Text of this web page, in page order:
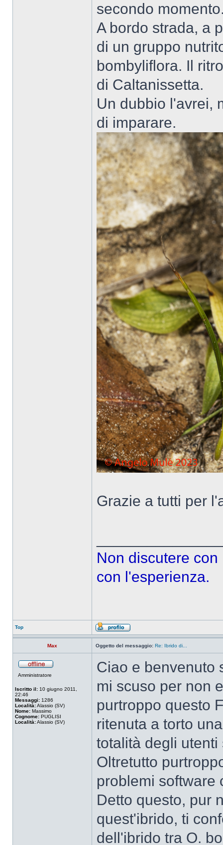
secondo
A bordo strada, a
di un gruppo
bombyliflora. Il
di Caltanissetta.
Un dubbio l'avrei,
di imparare.
Grazie a tutti per
Non discutere
con l'esperienza.
Top
Max Oggetto del messaggio: Re: Ibrido di...
Amministratore
Iscritto il: 10 giugno 2011,
22:46
Messaggi: 1286
Località:Alassio (SV)
Nome: Massimo
Cognome: PUGLISI
Località:Alassio (SV)
Ciao e benvenuto
mi scuso per non
purtroppo questo
ritenuta a torto
totalità degli
Oltretutto
problemi software
Detto questo, pur
quest'ibrido, ti
dell'ibrido tra O.